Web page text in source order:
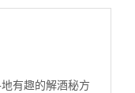
有趣的解酒秘方